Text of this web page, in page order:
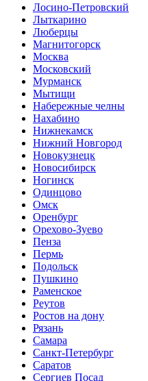
Лосино-Петровский
Лыткарино
Люберцы
Магнитогорск
Москва
Московский
Мурманск
Мытищи
Набережные челны
Нахабино
Нижнекамск
Нижний Новгород
Новокузнецк
Новосибирск
Ногинск
Одинцово
Омск
Оренбург
Орехово-Зуево
Пенза
Пермь
Подольск
Пушкино
Раменское
Реутов
Ростов на дону
Рязань
Самара
Санкт-Петербург
Саратов
Сергиев Посад